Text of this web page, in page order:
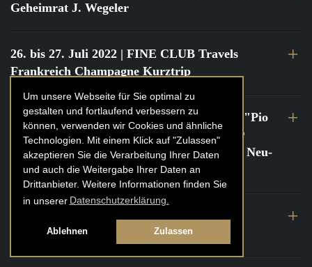
Um unsere Webseite für Sie optimal zu
gestalten und fortlaufend verbessern zu
können, verwenden wir Cookies und ähnliche
Technologien. Mit einem Klick auf "Zulassen"
akzeptieren Sie die Verarbeitung Ihrer Daten
und auch die Weitergabe Ihrer Daten an
Drittanbieter. Weitere Informationen finden Sie
in unserer Datenschutzerklärung.
Ablehnen Zulassen
Geheimrat J. Wegeler
26. bis 27. Juli 2022 | FINE CLUB Travels
Frankreich Champagne Kurztrip
22. Juli 2022 | FINE CLUB Private Dinner "Pio
Cesare" mit Tochter Frederica Pio Boffa @
FINE CLUB Clubhouse Alter Haferkasten, Neu-
Isenburg
Frankreich Burgund Kurztrip